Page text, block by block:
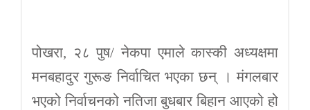
पोखरा, २८ पुष/ नेकपा एमाले कास्की अध्यक्षमा
मनबहादुर गुरूङ निर्वाचित भएका छन् । मंगलबार
भएको निर्वाचनको नतिजा बुधबार बिहान आएको हो